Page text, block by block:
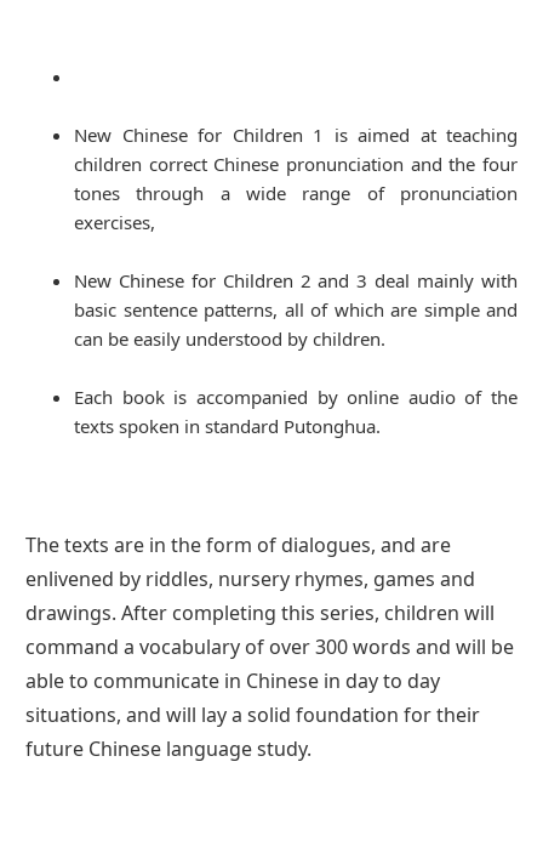
New Chinese for Children 1 is aimed at teaching
children correct Chinese pronunciation and the four
tones through a wide range of pronunciation
exercises,
New Chinese for Children 2 and 3 deal mainly with
basic sentence patterns, all of which are simple and
can be easily understood by children.
Each book is accompanied by online audio of the
texts spoken in standard Putonghua.
The texts are in the form of dialogues, and are
enlivened by riddles, nursery rhymes, games and
drawings. After completing this series, children will
command a vocabulary of over 300 words and will be
able to communicate in Chinese in day to day
situations, and will lay a solid foundation for their
future Chinese language study.